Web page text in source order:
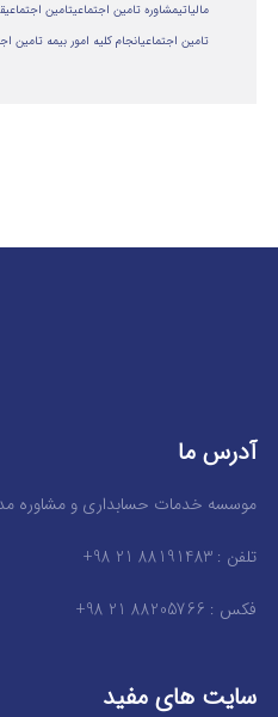
مالياتيمشاوره تامین اجتماعیتامین اجتماعی
تامین اجتماعیانجام کلیه امور بیمه تامین
آدرس ما
موسسه خدمات حسابداری و مشاوره
تلفن : 88191483 21 98+
فکس : 88205766 21 98+
سایت های مفید